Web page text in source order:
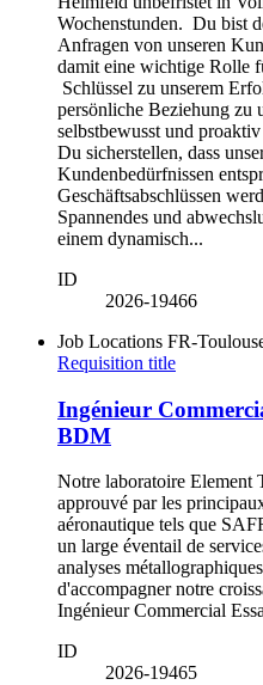
Wochenstunden. Du bist
Anfragen von unseren
damit eine wichtige Rolle
Schlüssel zu unserem
persönliche Beziehung zu
selbstbewusst und
Du sicherstellen, dass
Kundenbedürfnissen
Geschäftsabschlüssen
Spannendes und
einem dynamisch...
ID
2026-19466
Job Locations FR-
Requisition title
Ingénieur
BDM
Notre laboratoire Element
approuvé par les
aéronautique tels que
un large éventail de
analyses
d'accompagner notre
Ingénieur Commercial
ID
2026-19465